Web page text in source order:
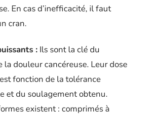
En cas d’inefficacité, il faut
cran.
: Ils sont la clé du
la douleur cancéreuse. Leur dose
fonction de la tolérance
et du soulagement obtenu.
existent : comprimés à